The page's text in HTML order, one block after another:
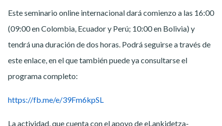
Este seminario online internacional dará comienzo a las 16:00
(09:00 en Colombia, Ecuador y Perú; 10:00 en Bolivia) y
tendrá una duración de dos horas. Podrá seguirse a través de
este enlace, en el que también puede ya consultarse el
programa completo:
https://fb.me/e/39Fm6kpSL
La actividad, que cuenta con el apoyo de eLankidetza-